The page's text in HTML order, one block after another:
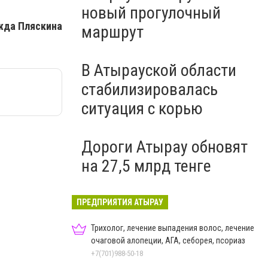
Пляскина
новый прогулочный
маршрут
В Атырауской области
стабилизировалась
ситуация с корью
Дороги Атырау обновят
на 27,5 млрд тенге
ПРЕДПРИЯТИЯ АТЫРАУ
Трихолог, лечение выпадения волос, лечение
очаговой алопеции, АГА, себорея, псориаз
+7(701)988-50-18